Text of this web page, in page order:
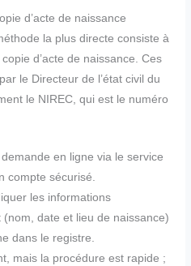
d’acte de naissance
la plus directe consiste à
d’acte de naissance. Ces
le Directeur de l’état civil du
le NIREC, qui est le numéro
en ligne via le service
compte sécurisé.
les informations
(nom, date et lieu de naissance)
dans le registre.
mais la procédure est rapide ;